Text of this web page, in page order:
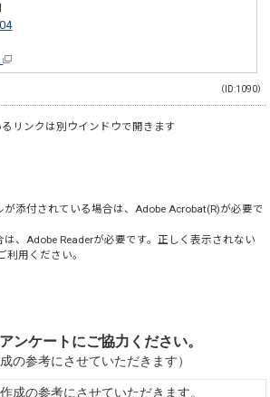
（ID:1090）
リンクは別ウインドウで開きます
添付されている場合は、Adobe Acrobat(R)が必要で
は、Adobe Readerが必要です。正しく表示されない
利用ください。